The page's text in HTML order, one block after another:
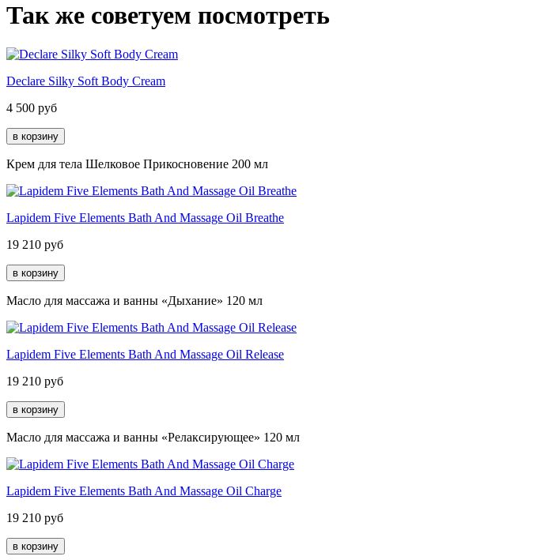
Так же советуем посмотреть
Declare Silky Soft Body Cream
4 500 руб
Крем для тела Шелковое Прикосновение 200 мл
Lapidem Five Elements Bath And Massage Oil Breathe
19 210 руб
Масло для массажа и ванны «Дыхание» 120 мл
Lapidem Five Elements Bath And Massage Oil Release
19 210 руб
Масло для массажа и ванны «Релаксирующее» 120 мл
Lapidem Five Elements Bath And Massage Oil Charge
19 210 руб